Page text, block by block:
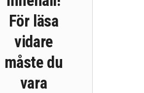
För läsa
vidare
måste du
vara